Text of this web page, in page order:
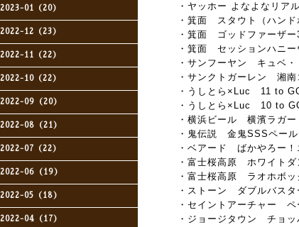
2023-01（20）
2022-12（23）
2022-11（22）
2022-10（22）
2022-09（20）
2022-08（21）
2022-07（22）
2022-06（19）
2022-05（18）
2022-04（17）
・ヤッホー よなよなリア
・箕面 スタウト（ハンド
・箕面 ゴッドファーザー
・箕面 セッションハニー
・サンフーヤン キュベ・
・サンクトガーレン 湘南
・うしとら×Luc 11 to
・うしとら×Luc 10 to
・横浜ビール 横濱ラガー
・鬼伝説 金鬼SSSペール
・ベアード ばかやろー！
・富士桜高原 ホワイトダ
・富士桜高原 ラオホボッ
・ストーン ダブルバスタ
・セイントアーチャー ペ
・ジョージタウン チョッ